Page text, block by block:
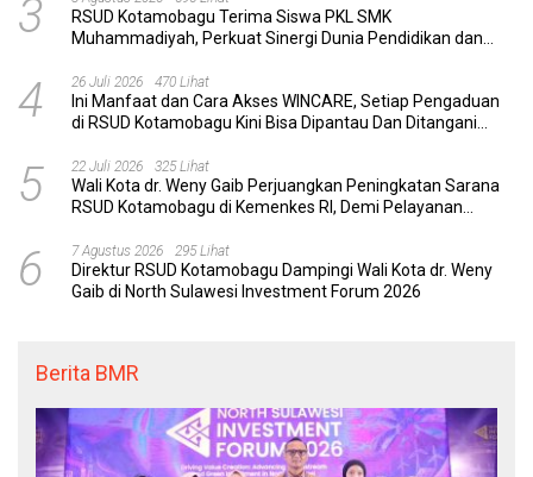
3
RSUD Kotamobagu Terima Siswa PKL SMK
Muhammadiyah, Perkuat Sinergi Dunia Pendidikan dan
4 26 Juli 2026 470 Lihat
Ini Manfaat dan Cara Akses WINCARE, Setiap Pengaduan
di RSUD Kotamobagu Kini Bisa Dipantau Dan Ditangani
5 22 Juli 2026 325 Lihat
Wali Kota dr. Weny Gaib Perjuangkan Peningkatan Sarana
RSUD Kotamobagu di Kemenkes RI, Demi Pelayanan
6 7 Agustus 2026 295 Lihat
Direktur RSUD Kotamobagu Dampingi Wali Kota dr. Weny
Gaib di North Sulawesi Investment Forum 2026
Berita BMR